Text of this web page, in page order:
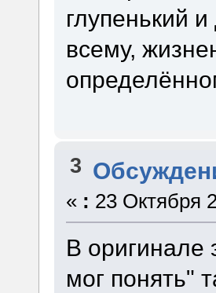
глупенький
всему,
3
« : 23 Октября
В оригинале
мог понять"